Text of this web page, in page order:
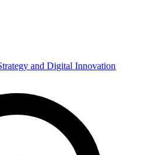
and Digital Innovation